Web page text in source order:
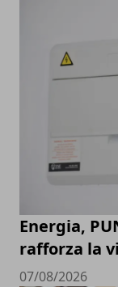
Energia,
rafforza la
07/08/2026